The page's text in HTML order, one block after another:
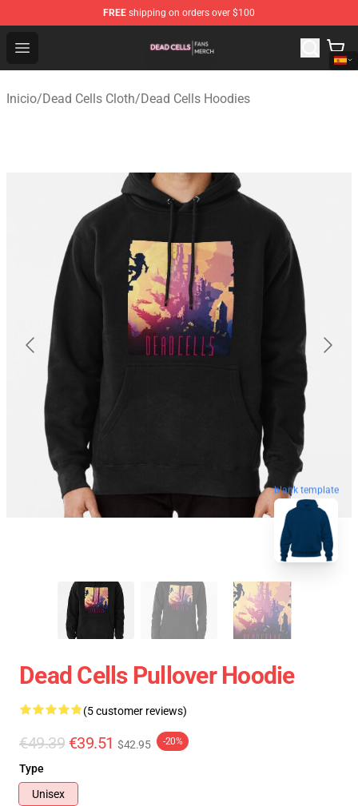
FREE shipping on orders over $100
Open menu
Dead Cells Shop - Official Dead Cells Merchandise Store
Inicio/Dead Cells Cloth/Dead Cells Hoodies
blank template
Dead Cells Pullover Hoodie
(5 customer reviews)
€49.39 €39.51 $42.95 -20%
Type
Unisex